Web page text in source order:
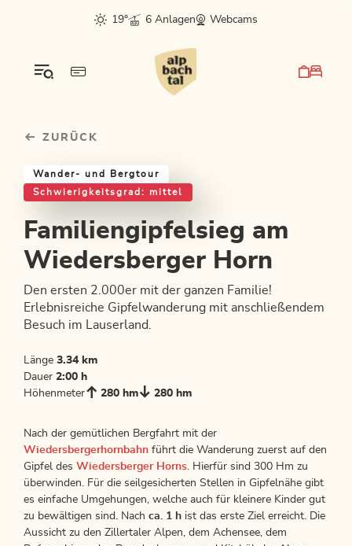
sr.skip-to.main-content
sr.skip-to.table-of-contents
sr.skip-to.main-navigation
19°
6 Anlagen Webcams
ZURÜCK
Wander- und Bergtour
Schwierigkeitsgrad: mittel
Familiengipfelsieg am
Wiedersberger Horn
Den ersten 2.000er mit der ganzen Familie!
Erlebnisreiche Gipfelwanderung mit anschließendem
Besuch im Lauserland.
Länge 3.34 km
Dauer 2:00 h
Höhenmeter
280 hm 280 hm
Nach der gemütlichen Bergfahrt mit der
Wiedersbergerhornbahn führt die Wanderung zuerst auf den
Gipfel des Wiedersberger Horns. Hierfür sind 300 Hm zu
überwinden. Für die seilgesicherten Stellen in Gipfelnähe gibt
es einfache Umgehungen, welche auch für kleinere Kinder gut
zu bewältigen sind. Nach ca. 1 h ist das erste Ziel erreicht. Die
Aussicht zu den Zillertaler Alpen, dem Achensee, dem